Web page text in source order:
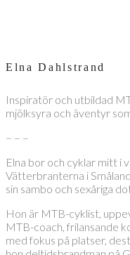
Elna Dahlstrand
Inspiratör och utbildad
mjölksyra och äventyr
– – –
Elna bor och cyklar mitt i
Vätterbranterna i
sin sambo och sexåriga
Hon är MTB-cyklist,
MTB-coach, frilansande
med fokus på platser,